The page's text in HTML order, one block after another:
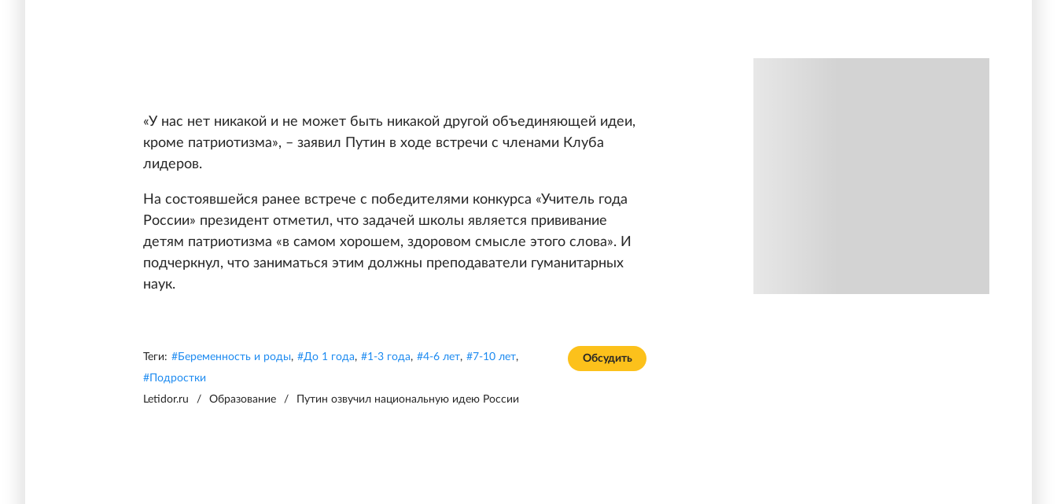
«У нас нет никакой и не может быть никакой другой объединяющей идеи,
кроме патриотизма», – заявил Путин в ходе встречи с членами Клуба
лидеров.
На состоявшейся ранее встрече с победителями конкурса «Учитель года
России» президент отметил, что задачей школы является прививание
детям патриотизма «в самом хорошем, здоровом смысле этого слова». И
подчеркнул, что заниматься этим должны преподаватели гуманитарных
наук.
Обсудить
Теги: #Беременность и роды, #До 1 года, #1-3 года, #4-6 лет, #7-10 лет,
# Подростки
Letidor.ru
/ Образование / Путин озвучил национальную идею России